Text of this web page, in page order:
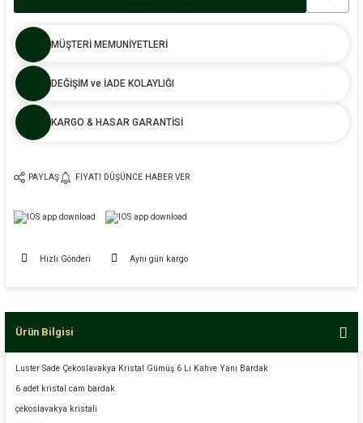
MÜŞTERİ MEMUNİYETLERİ
DEĞİŞİM ve İADE KOLAYLIĞI
KARGO & HASAR GARANTİSİ
PAYLAŞ FIYATI DÜŞÜNCE HABER VER
Hızlı Gönderi Aynı gün kargo
Ürün Bilgisi
Luster Sade Çekoslavakya Kristal Gümüş 6 Lı Kahve Yanı Bardak
6 adet kristal cam bardak
çekoslavakya kristali